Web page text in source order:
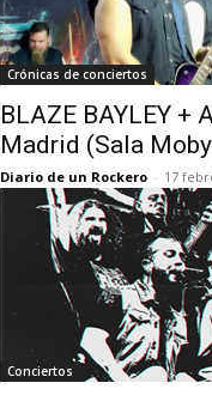
Crónicas de conciertos
BLAZE BAYLEY +
Madrid (Sala
Diario de un Rockero - 17
Conciertos